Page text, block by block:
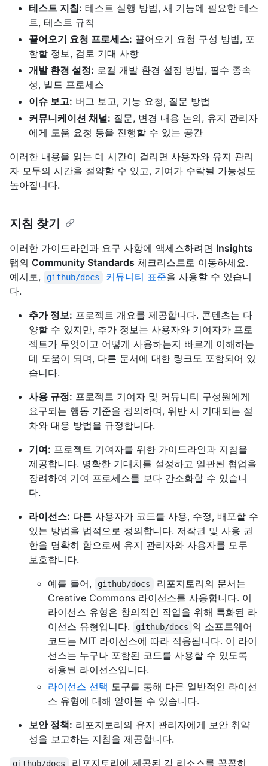
테스트 지침: 테스트 실행 방법, 새 기능에 필요한 테스
트, 테스트 규칙
끌어오기 요청 프로세스: 끌어오기 요청 구성 방법, 포
함할 정보, 검토 기대 사항
개발 환경 설정: 로컬 개발 환경 설정 방법, 필수 종속
성, 빌드 프로세스
이슈 보고: 버그 보고, 기능 요청, 질문 방법
커뮤니케이션 채널: 질문, 변경 내용 논의, 유지 관리자
에게 도움 요청 등을 진행할 수 있는 공간
이러한 내용을 읽는 데 시간이 걸리면 사용자와 유지 관리
자 모두의 시간을 절약할 수 있고, 기여가 수락될 가능성도
높아집니다.
지침 찾기
이러한 가이드라인과 요구 사항에 액세스하려면 Insights
탭의 Community Standards 체크리스트로 이동하세요.
예시로,
github/docs 커뮤니티 표준을 사용할 수 있습니
다.
추가 정보: 프로젝트 개요를 제공합니다. 콘텐츠는 다
양할 수 있지만, 추가 정보는 사용자와 기여자가 프로
젝트가 무엇이고 어떻게 사용하는지 빠르게 이해하는
데 도움이 되며, 다른 문서에 대한 링크도 포함되어 있
습니다.
사용 규정: 프로젝트 기여자 및 커뮤니티 구성원에게
요구되는 행동 기준을 정의하며, 위반 시 기대되는 절
차와 대응 방법을 규정합니다.
기여: 프로젝트 기여자를 위한 가이드라인과 지침을
제공합니다. 명확한 기대치를 설정하고 일관된 협업을
장려하여 기여 프로세스를 보다 간소화할 수 있습니
다.
라이선스: 다른 사용자가 코드를 사용, 수정, 배포할 수
있는 방법을 법적으로 정의합니다. 저작권 및 사용 권
한을 명확히 함으로써 유지 관리자와 사용자를 모두
보호합니다.
예를 들어,
github/docs
리포지토리의 문서는
Creative Commons 라이선스를 사용합니다. 이
라이선스 유형은 창의적인 작업을 위해 특화된 라
이선스 유형입니다.
github/docs 의 소프트웨어
코드는 MIT 라이선스에 따라 적용됩니다. 이 라이
선스는 누구나 포함된 코드를 사용할 수 있도록
허용된 라이선스입니다.
라이선스 선택 도구를 통해 다른 일반적인 라이선
스 유형에 대해 알아볼 수 있습니다.
보안 정책: 리포지토리의 유지 관리자에게 보안 취약
성을 보고하는 지침을 제공합니다.
github/docs 리포지토리에 제공된 각 리소스를 꼼꼼히